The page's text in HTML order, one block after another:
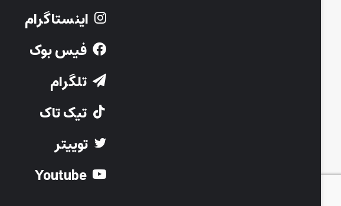
اینستاگرام
فیس بوک
تلگرام
تیک تاک
توییتر
Youtube